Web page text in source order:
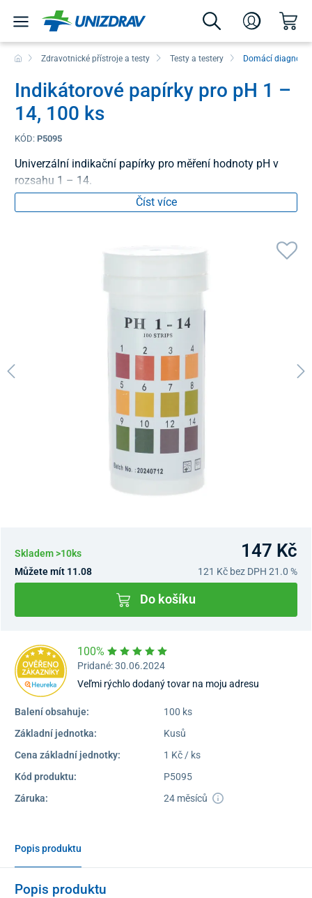
Zdravotnické přístroje a testy Testy a testery Domácí
Indikátorové papírky pro pH 1 –
14, 100 ks
KÓD: P5095
Univerzální indikační papírky pro měření hodnoty pH v
rozsahu 1 – 14.
Číst více
Skladem >10ks 147 Kč
Můžete mít 11.08 121 Kč bez DPH 21.0 %
Do košíku
100%
Pridané: 30.06.2024
Veľmi rýchlo dodaný tovar na moju adresu
Balení obsahuje:
100 ks
Základní jednotka:
Kusů
Cena základní jednotky:
1 Kč / ks
Kód produktu:
P5095
Záruka:
24 měsíců
Popis produktu
Popis produktu